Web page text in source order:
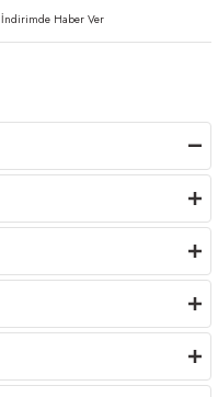
İndirimde Haber Ver